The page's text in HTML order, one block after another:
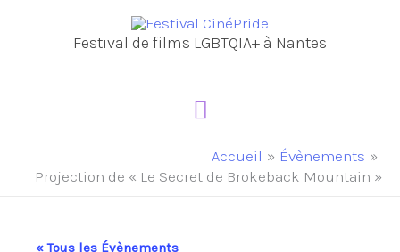
Festival de films LGBTQIA+ à Nantes
Menu
principal
Accueil
Évènements
Projection de « Le Secret de Brokeback Mountain »
« Tous les Évènements